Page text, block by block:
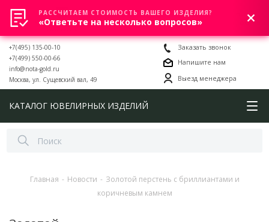
0
+7(495) 135-00-10
+7(499) 550-00-66
info@nota-gold.ru
Москва, ул. Сущевский вал, 49
Заказать звонок
Напишите нам
Выезд менеджера
КАТАЛОГ ЮВЕЛИРНЫХ ИЗДЕЛИЙ
Главная - Новости - Золотой перстень с бриллиантами и
коричневым камнем
РАССЧИТАЕМ СТОИМОСТЬ ВАШЕГО ИЗДЕЛИЯ?
«Ответьте на несколько вопросов»